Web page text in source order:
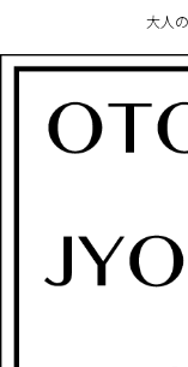
大人